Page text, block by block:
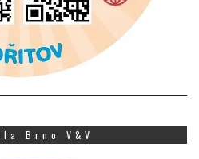
Brno V&V